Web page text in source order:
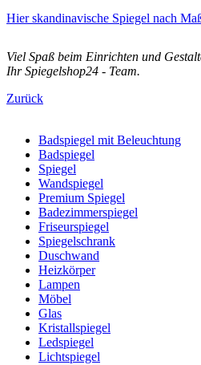
Hier skandinavische Spiegel nach
Viel Spaß beim Einrichten und
Ihr Spiegelshop24 - Team.
Zurück
Badspiegel mit Beleuchtung
Badspiegel
Spiegel
Wandspiegel
Premium Spiegel
Badezimmerspiegel
Friseurspiegel
Spiegelschrank
Duschwand
Heizkörper
Lampen
Möbel
Glas
Kristallspiegel
Ledspiegel
Lichtspiegel